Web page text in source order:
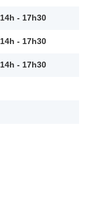
14h - 17h30
14h - 17h30
14h - 17h30